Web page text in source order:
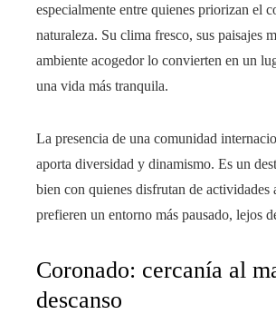
especialmente entre quienes priorizan el
naturaleza. Su clima fresco, sus paisajes
ambiente acogedor lo convierten en un
una vida más tranquila.
La presencia de una comunidad
aporta diversidad y dinamismo. Es un
bien con quienes disfrutan de actividades
prefieren un entorno más pausado, lejos
Coronado: cercanía al
descanso